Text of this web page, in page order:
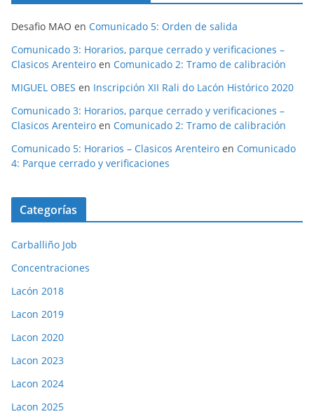
Desafio MAO en Comunicado 5: Orden de salida
Comunicado 3: Horarios, parque cerrado y verificaciones –
Clasicos Arenteiro en Comunicado 2: Tramo de calibración
MIGUEL OBES en Inscripción XII Rali do Lacón Histórico 2020
Comunicado 3: Horarios, parque cerrado y verificaciones –
Clasicos Arenteiro en Comunicado 2: Tramo de calibración
Comunicado 5: Horarios – Clasicos Arenteiro en Comunicado
4: Parque cerrado y verificaciones
Categorías
Carballiño Job
Concentraciones
Lacón 2018
Lacon 2019
Lacon 2020
Lacon 2023
Lacon 2024
Lacon 2025